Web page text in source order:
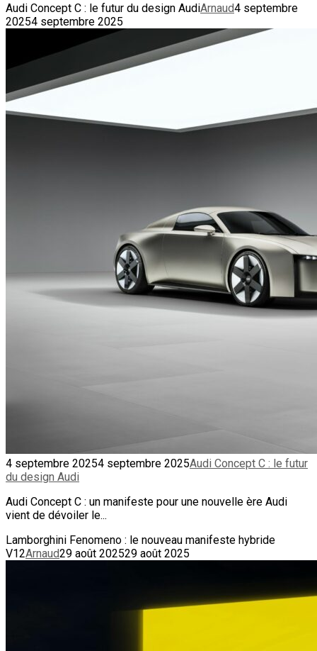
Audi Concept C : le futur du design AudiArnaud4 septembre
20254 septembre 2025
4 septembre 20254 septembre 2025Audi Concept C : le futur
du design Audi
Audi Concept C : un manifeste pour une nouvelle ère Audi
vient de dévoiler le...
Lamborghini Fenomeno : le nouveau manifeste hybride
V12Arnaud29 août 202529 août 2025